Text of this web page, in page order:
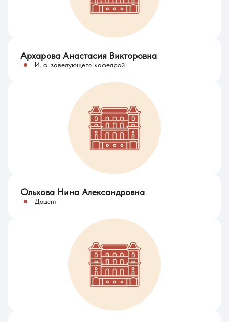
Архарова Анастасия Викторовна
И. о. заведующего кафедрой
Ольхова Нина Александровна
Доцент